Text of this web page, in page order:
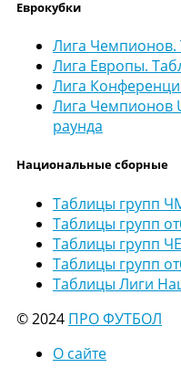
Еврокубки
Лига Чемпионов.
Лига Европы.
Лига
Лига Чемпионов
раунда
Национальные сборные
Таблицы групп
Таблицы групп
Таблицы групп ЧЕ
Таблицы групп
Таблицы Лиги
© 2024 ПРО ФУТБОЛ
О сайте